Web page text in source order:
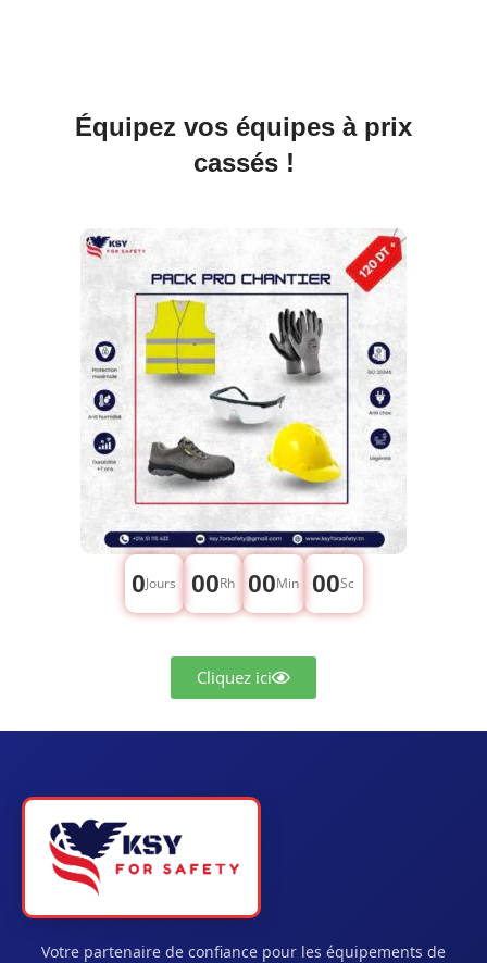
Équipez vos équipes à prix
cassés !
0Jours 00Rh 00Min 00Sc
Cliquez ici
Votre partenaire de confiance pour les équipements de